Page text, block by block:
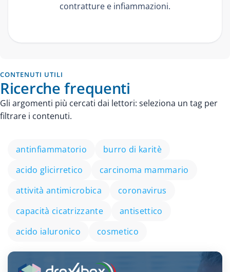
contratture e infiammazioni.
CONTENUTI UTILI
Ricerche frequenti
Gli argomenti più cercati dai lettori: seleziona un tag per
filtrare i contenuti.
antinfiammatorio
burro di karitè
acido glicirretico
carcinoma mammario
attività antimicrobica
coronavirus
capacità cicatrizzante
antisettico
acido ialuronico
cosmetico